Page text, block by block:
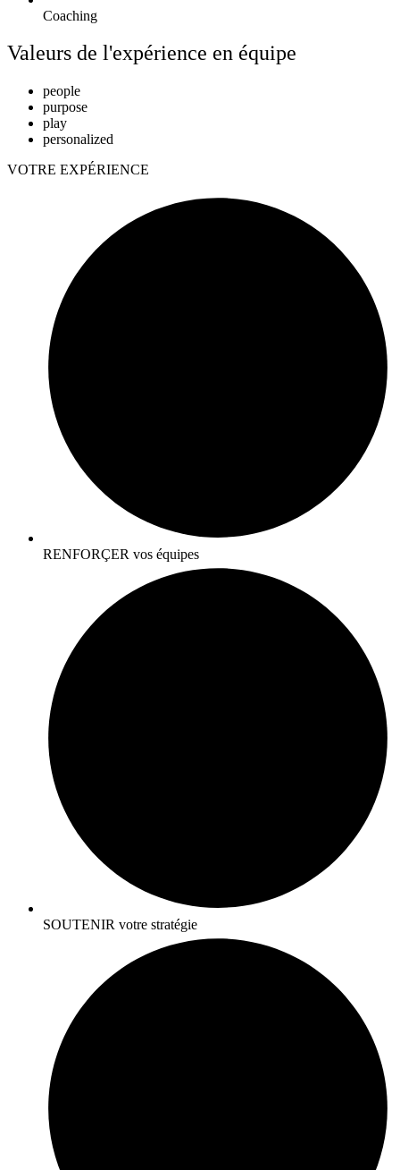
Coaching
Valeurs de l'expérience en équipe
people
purpose
play
personalized
VOTRE EXPÉRIENCE
RENFORÇER vos équipes
SOUTENIR votre stratégie